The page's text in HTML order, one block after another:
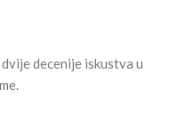
decenije iskustva u